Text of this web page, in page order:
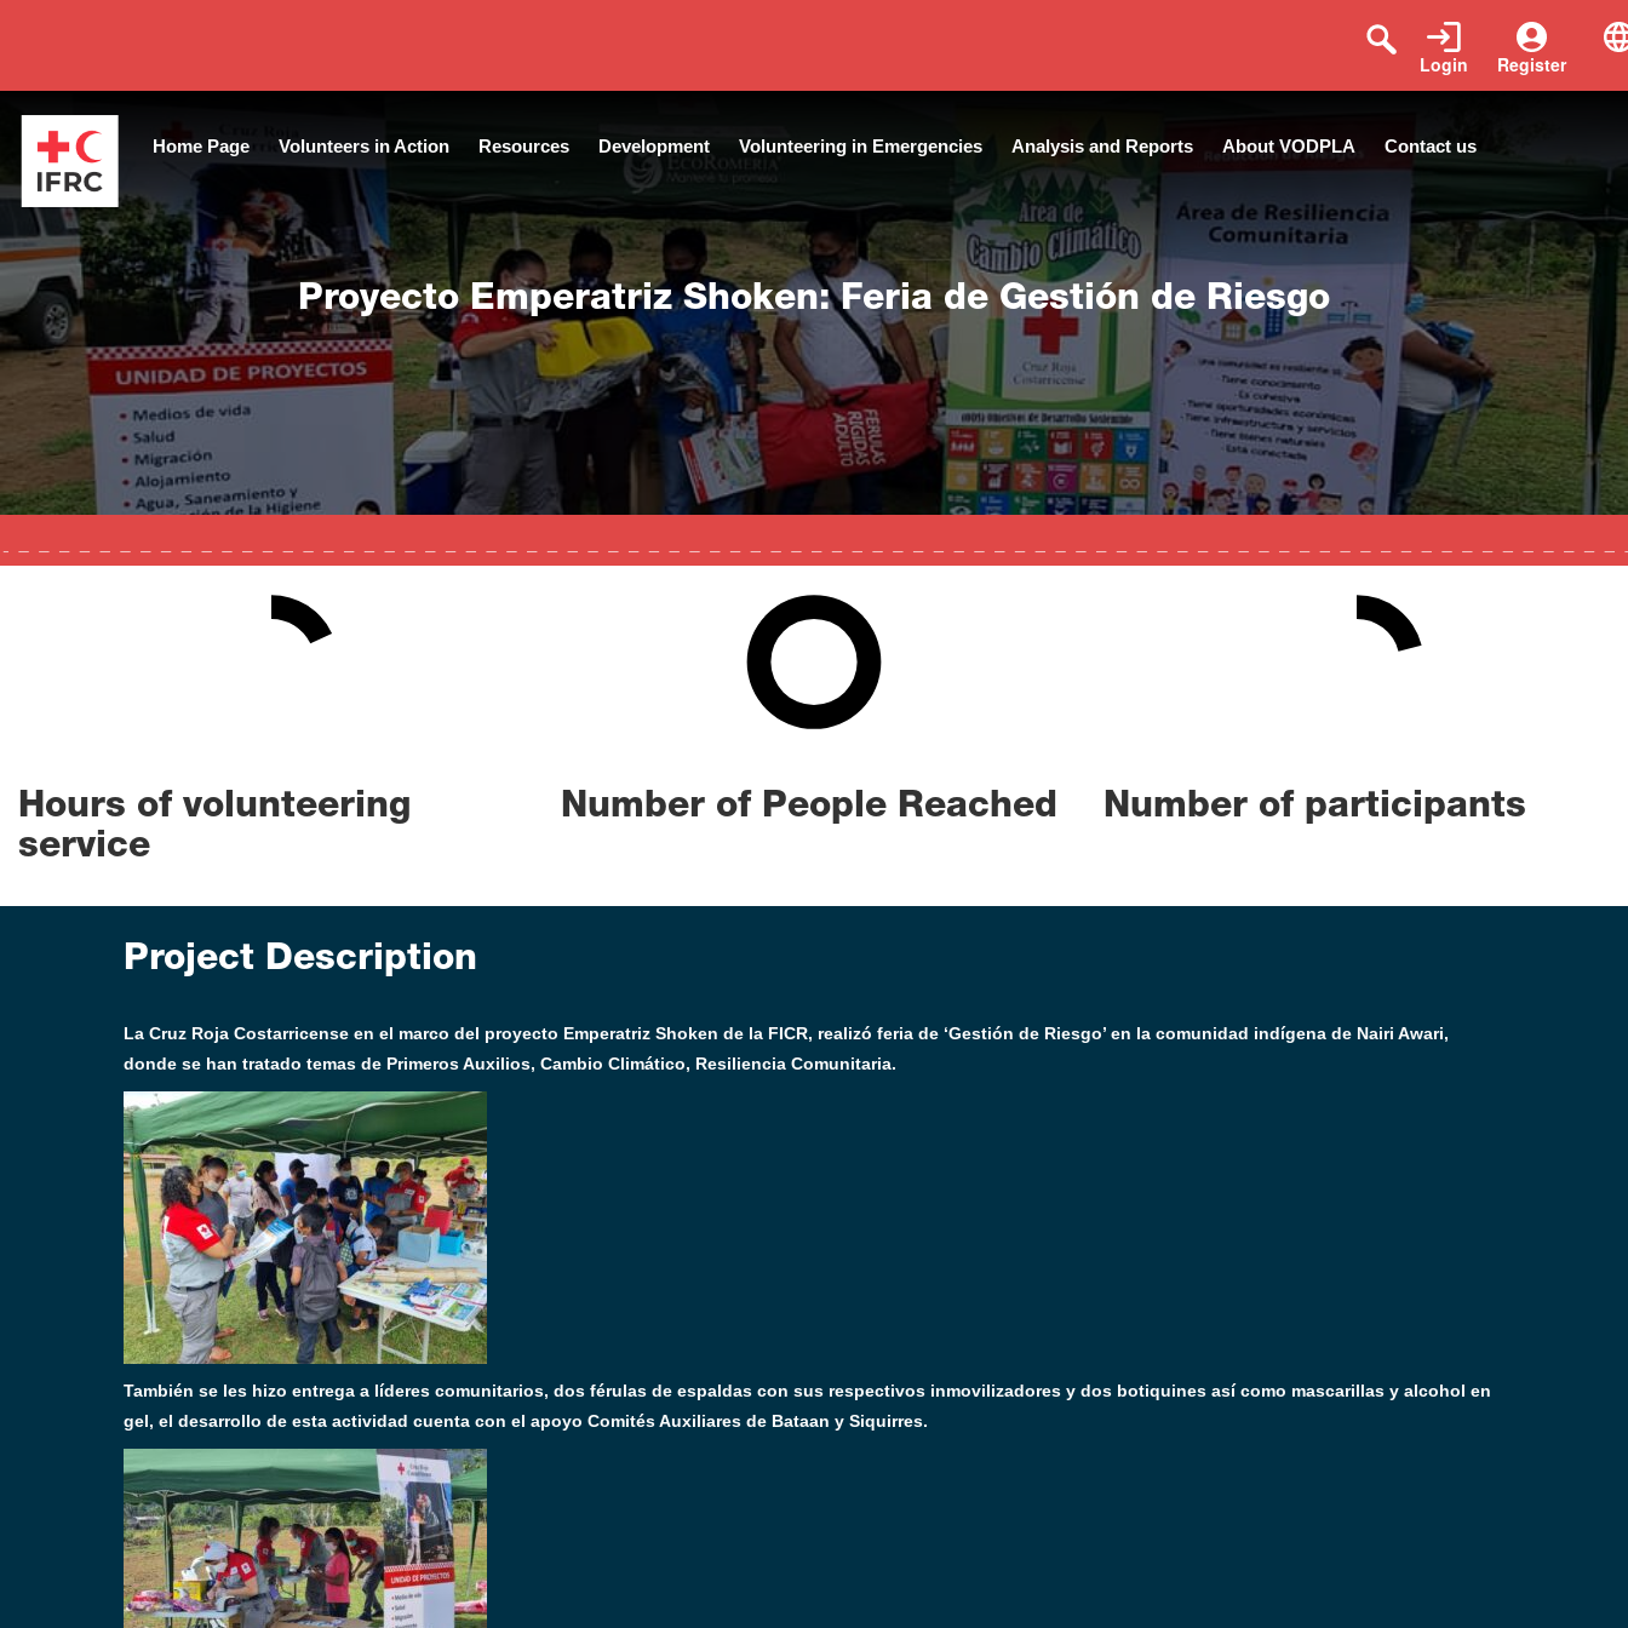
Register
Login
Home Page Volunteers in Action Resources Development Volunteering in Emergencies Analysis and Reports About VODPLA Contact us
Proyecto Emperatriz Shoken: Feria de Gestión de Riesgo
Hours of volunteering
service
0 100
Number of People Reached Number of participants
Project Description
La Cruz Roja Costarricense en el marco del proyecto Emperatriz Shoken de la FICR, realizó feria de ‘Gestión de Riesgo’ en la comunidad indígena de Nairi Awari,
donde se han tratado temas de Primeros Auxilios, Cambio Climático, Resiliencia Comunitaria.
También se les hizo entrega a líderes comunitarios, dos férulas de espaldas con sus respectivos inmovilizadores y dos botiquines así como mascarillas y alcohol en
gel, el desarrollo de esta actividad cuenta con el apoyo Comités Auxiliares de Bataan y Siquirres.